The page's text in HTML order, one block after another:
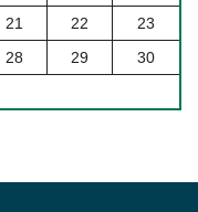
21 22
23
28 29
30